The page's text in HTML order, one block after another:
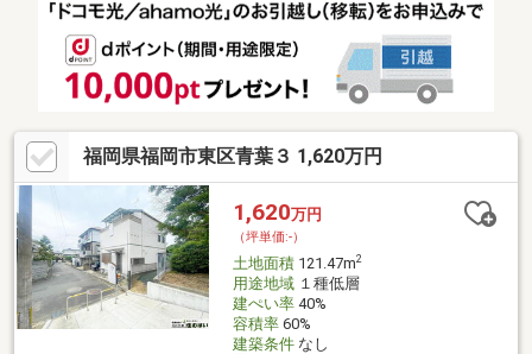
「住むばい」】住まいのお悩み、資金計画まで幅広く対応可能♪購
お気軽にお問い合わせくださいませ☆
福岡県福岡市東区青葉３ 1,620万円
1,620万円
（坪単価:-）
土地面積121.47m2
用途地域１種低層
建ぺい率40%
容積率60%
建築条件なし